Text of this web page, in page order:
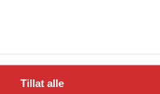
Tillat alle
og hjemmet der